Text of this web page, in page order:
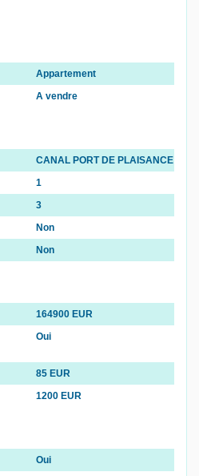
Appartement
A vendre
CANAL PORT DE PLAISANCE
1
3
Non
Non
164900 EUR
Oui
85 EUR
1200 EUR
Oui